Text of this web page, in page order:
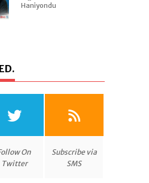
Haniyondu
On
Twitter
Subscribe via
SMS